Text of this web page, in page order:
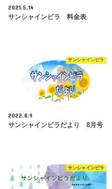
2021.5.14
サンシャインビラ 料金表
サンシャインビラ
2022.8.9
サンシャインビラだより 8月号
サンシャインビラ